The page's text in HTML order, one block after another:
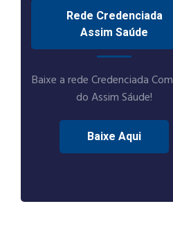
Rede Credenciada
Assim Saúde
Baixe a rede Credenciada
do Assim Sáude!
Baixe Aqui